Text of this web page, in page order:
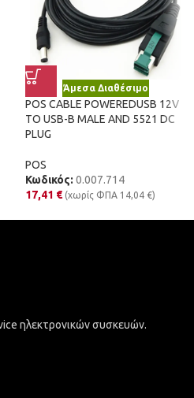
Άμεσα Διαθέσιμο
POS CABLE POWEREDUSB 12V
TO USB-B MALE AND 5521 DC
PLUG
POS
Κωδικός: 0.007.714
17,41 € (χωρίς ΦΠΑ 14,04 €)
ηλεκτρονικών συσκευών.